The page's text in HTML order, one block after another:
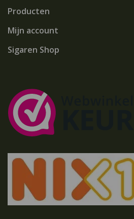
Producten
Mijn account
Sigaren Shop